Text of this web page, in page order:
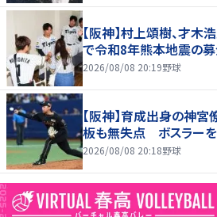
【阪神】村上頌樹、才木
で令和8年熊本地震の
2026/08/08 20:19野球
【阪神】育成出身の神
板も無失点 ボスラー
2026/08/08 20:18野球